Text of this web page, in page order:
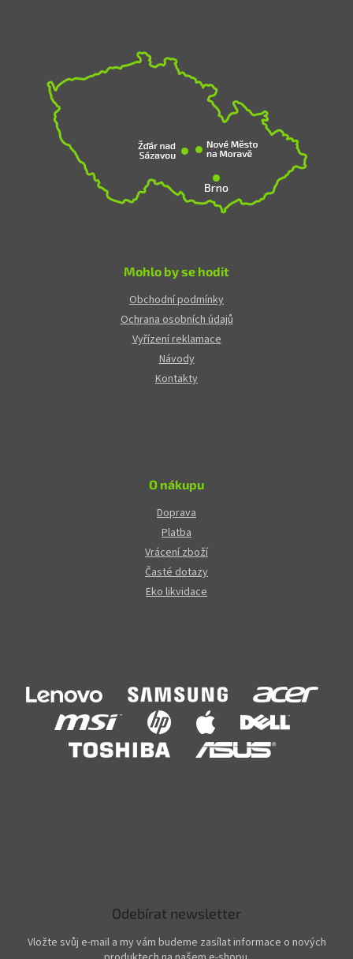
Mohlo by se hodit
Obchodní podmínky
Ochrana osobních údajů
Vyřízení reklamace
Návody
Kontakty
O nákupu
Doprava
Platba
Vrácení zboží
Časté dotazy
Eko likvidace
Odebírat newsletter
Vložte svůj e-mail a my vám budeme zasílat informace o nových